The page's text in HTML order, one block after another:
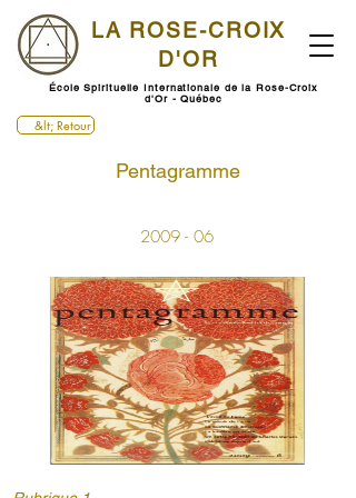
LA ROSE-CROIX
D'OR
École Spirituelle Internationale de la Rose-Croix
d'Or - Québec
&lt; Retour
Pentagramme
2009 - 06